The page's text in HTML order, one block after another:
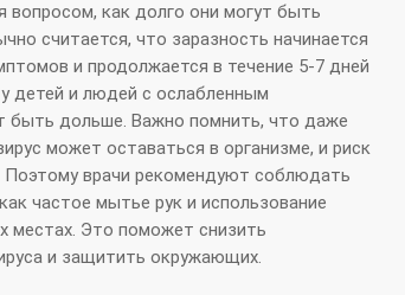
как долго они могут быть
считается, что заразность начинается
и продолжается в течение 5-7 дней
детей и людей с ослабленным
быть дольше. Важно помнить, что даже
может оставаться в организме, и риск
Поэтому врачи рекомендуют соблюдать
частое мытье рук и использование
местах. Это поможет снизить
и защитить окружающих.